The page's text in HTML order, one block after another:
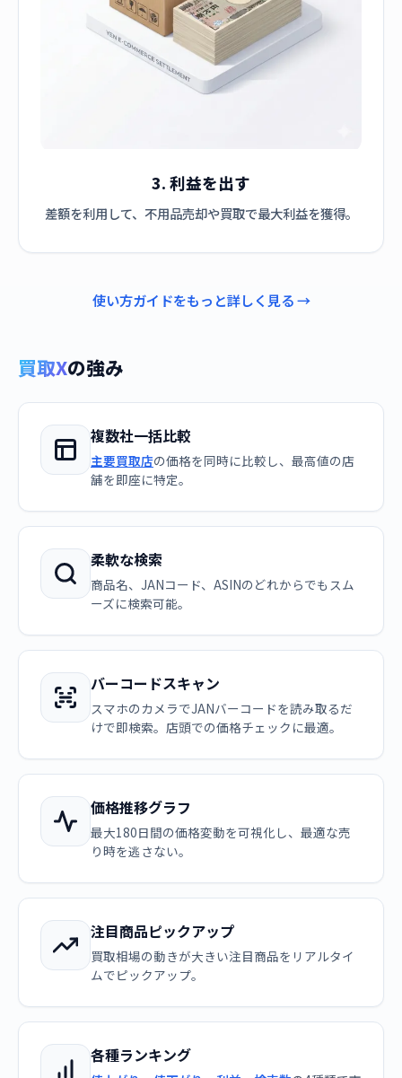
3. 利益を出す
差額を利用して、不用品売却や買取で最大利益を獲得。
使い方ガイドをもっと詳しく見る →
買取Xの強み
複数社一括比較
主要買取店の価格を同時に比較し、最高値の店
舗を即座に特定。
柔軟な検索
商品名、JANコード、ASINのどれからでもスム
ーズに検索可能。
バーコードスキャン
スマホのカメラでJANバーコードを読み取るだ
けで即検索。店頭での価格チェックに最適。
価格推移グラフ
最大180日間の価格変動を可視化し、最適な売
り時を逃さない。
注目商品ピックアップ
買取相場の動きが大きい注目商品をリアルタイ
ムでピックアップ。
各種ランキング